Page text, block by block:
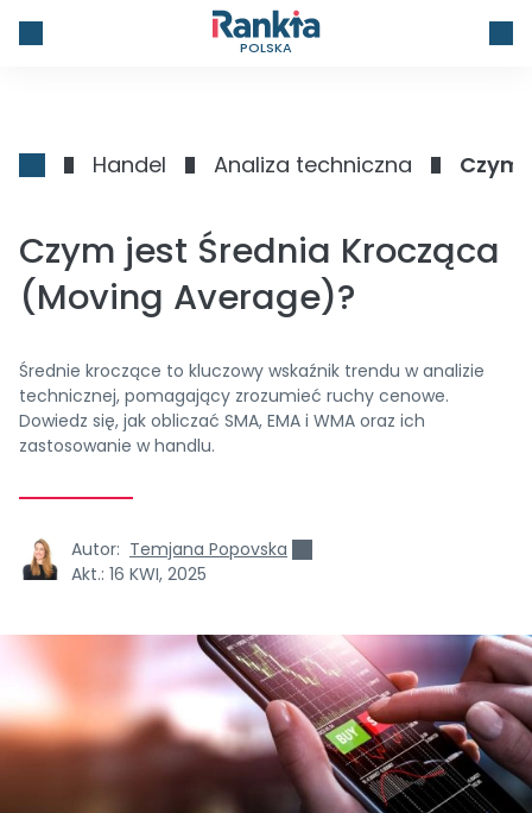
POLSKA
Handel Analiza techniczna Czym
Czym jest Średnia Krocząca
(Moving Average)?
Średnie kroczące to kluczowy wskaźnik trendu w analizie
technicznej, pomagający zrozumieć ruchy cenowe.
Dowiedz się, jak obliczać SMA, EMA i WMA oraz ich
zastosowanie w handlu.
Autor: Temjana Popovska
Akt.: 16 KWI, 2025